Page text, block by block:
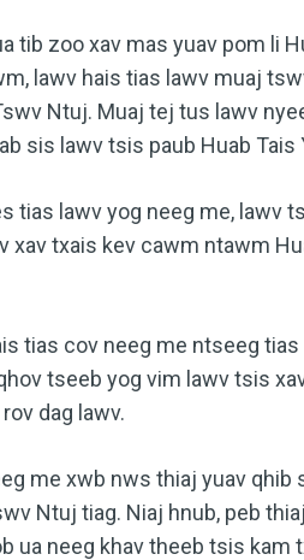
tib zoo xav mas yuav pom li
lawv hais tias lawv muaj
Ntuj. Muaj tej tus lawv
sis lawv tsis paub Huab Tais
tias lawv yog neeg me, lawv
xav txais kev cawm ntawm
tias cov neeg me ntseeg
tseeb yog vim lawv tsis
dag lawv.
me xwb nws thiaj yuav qhib
Ntuj tiag. Niaj hnub, peb
ua neeg khav theeb tsis kam